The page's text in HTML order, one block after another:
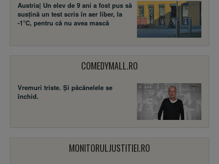
Austria| Un elev de 9 ani a fost pus să
susţină un test scris în aer liber, la
-1°C, pentru că nu avea mască
COMEDYMALL.RO
Vremuri triste. Şi păcănelele se
închid.
MONITORULJUSTITIEI.RO